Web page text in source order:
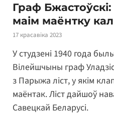
Граф
маім маёнтку
17 красавіка 2023
У студзені 1940 года
Вілейшчыны граф
з Парыжа ліст, у якім
маёнтак. Ліст дайшоў
Савецкай Беларусі.